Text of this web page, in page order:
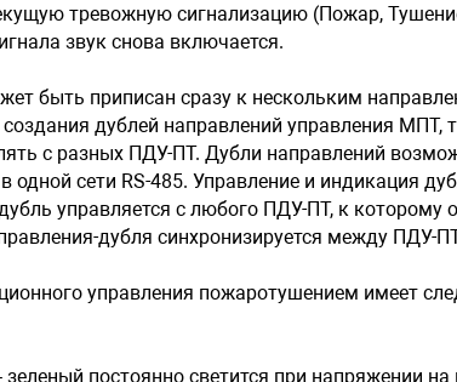
тревожную сигнализацию (Пожар,
звук снова включается.
быть приписан сразу к нескольким
дублей направлений управления МПТ,
с разных ПДУ-ПТ. Дубли направлений
одной сети RS-485. Управление и индикация
управляется с любого ПДУ-ПТ, к которому
дубля синхронизируется между ПДУ-
управления пожаротушением имеет
зеленый постоянно светится при напряжении